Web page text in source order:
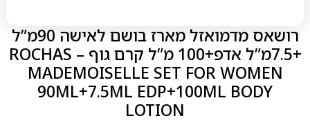
רושאס מדמואזל מארז בושם לאישה 90מ”ל
+7.5מ”ל אדפ+100 מ”ל קרם גוף – ROCHAS
MADEMOISELLE SET FOR WOMEN
90ML+7.5ML EDP+100ML BODY
LOTION